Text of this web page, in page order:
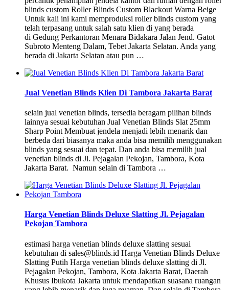
blinds custom Roller Blinds Custom Blackout Warna Beige
Untuk kali ini kami memproduksi roller blinds custom yang
telah terpasang untuk salah satu klien di yang berada
di Gedung Perkantoran Menara Bidakara Jalan Jend. Gatot
Subroto Menteng Dalam, Tebet Jakarta Selatan. Anda yang
berada di Jakarta Selatan atau pun …
Jual Venetian Blinds Klien Di Tambora Jakarta Barat
selain jual venetian blinds, tersedia beragam pilihan blinds
lainnya sesuai kebutuhan Jual Venetian Blinds Slat 25mm
Sharp Point Membuat jendela menjadi lebih menarik dan
berbeda dari biasanya maka anda bisa memilih menggunakan
blinds yang sesuai dan tepat. Dan anda bisa memilih jual
venetian blinds di Jl. Pejagalan Pekojan, Tambora, Kota
Jakarta Barat. Namun selain di Tambora …
Harga Venetian Blinds Deluxe Slatting Jl. Pejagalan
Pekojan Tambora
estimasi harga venetian blinds deluxe slatting sesuai
kebutuhan di sales@blinds.id Harga Venetian Blinds Deluxe
Slatting Putih Harga venetian blinds deluxe slatting di Jl.
Pejagalan Pekojan, Tambora, Kota Jakarta Barat, Daerah
Khusus Ibukota Jakarta untuk mendapatkan suasana ruangan